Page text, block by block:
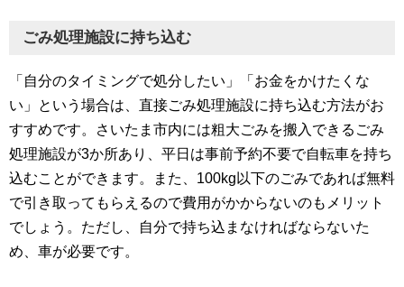
ごみ処理施設に持ち込む
「自分のタイミングで処分したい」「お金をかけたくな
い」という場合は、直接ごみ処理施設に持ち込む方法がお
すすめです。さいたま市内には粗大ごみを搬入できるごみ
処理施設が3か所あり、平日は事前予約不要で自転車を持ち
込むことができます。また、100kg以下のごみであれば無料
で引き取ってもらえるので費用がかからないのもメリット
でしょう。ただし、自分で持ち込まなければならないた
め、車が必要です。